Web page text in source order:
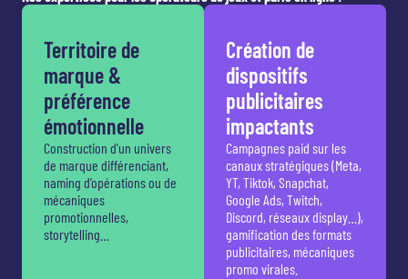
Territoire de
marque &
préférence
émotionnelle
Construction d’un univers
de marque différenciant,
naming d’opérations ou de
mécaniques
promotionnelles,
storytelling…
Création de
dispositifs
publicitaires
impactants
Campagnes paid sur les
canaux stratégiques (Meta,
YT, Tiktok, Snapchat,
Google Ads, Twitch,
Discord, réseaux display…),
gamification des formats
publicitaires, mécaniques
promo virales.